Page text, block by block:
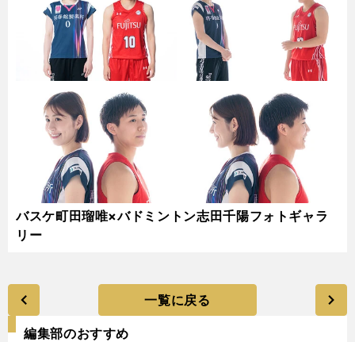
バスケ町田瑠唯×バドミントン志田千陽フォトギャラ
リー
一覧に戻る
編集部のおすすめ